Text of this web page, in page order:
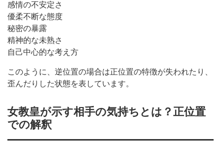
感情の不安定さ
優柔不断な態度
秘密の暴露
精神的な未熟さ
自己中心的な考え方
このように、逆位置の場合は正位置の特徴が失われたり、
歪んだりした状態を表しています。
女教皇が示す相手の気持ちとは？正位置
での解釈